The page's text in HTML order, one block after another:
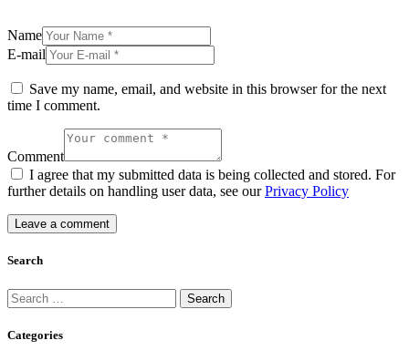
Name
E-mail
Save my name, email, and website in this browser for the next
time I comment.
Comment
I agree that my submitted data is being collected and stored. For
further details on handling user data, see ourPrivacy Policy
Search
Search
for:
Categories